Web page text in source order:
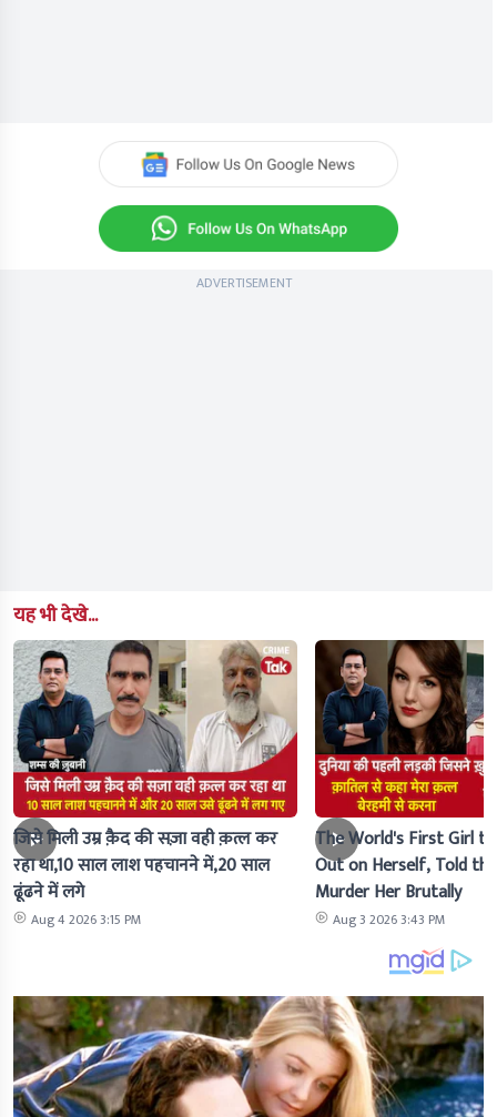
ADVERTISEMENT
यह भी देखे...
जिसे मिली उम्र क़ैद की सज़ा वही क़त्ल कर
रहा था,10 साल लाश पहचानने में,20 साल
ढूंढने में लगे
Aug 4 2026 3:15 PM
The World's First Girl
Out on Herself, Told
Murder Her Brutally
Aug 3 2026 3:43 PM